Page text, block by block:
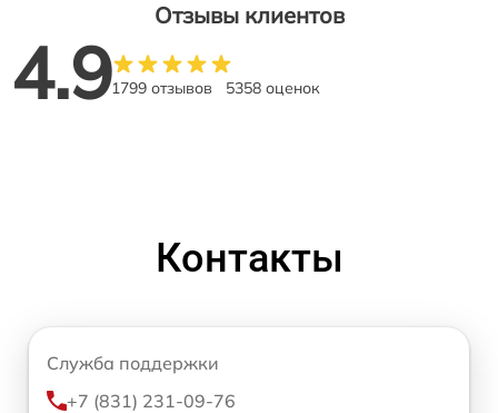
Отзывы клиентов
4.91799 отзывов 5358 оценок
Контакты
Служба поддержки
+7 (831) 231-09-76